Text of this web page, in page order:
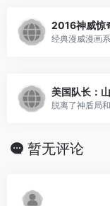
2016神威惊
经典漫威漫画
美国队长：
暂无评论